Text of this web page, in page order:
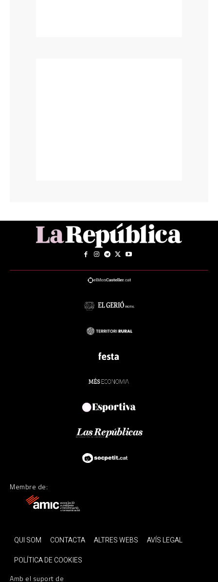
Membre de:
QUI SOM CONTACTA ALTRES WEBS
AVÍS LEGAL
POLÍTICA DE COOKIES
Amb el suport de